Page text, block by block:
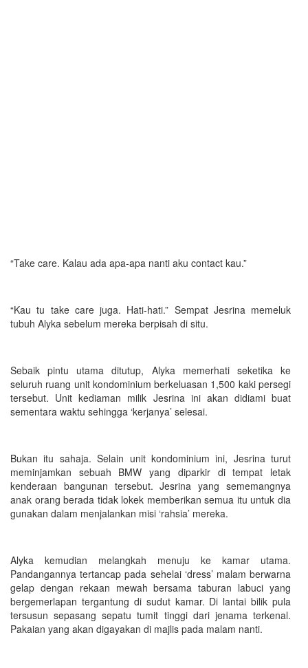
“Take care. Kalau ada apa-apa nanti aku contact kau.”
“Kau tu take care juga. Hati-hati.” Sempat Jesrina memeluk
tubuh Alyka sebelum mereka berpisah di situ.
Sebaik pintu utama ditutup, Alyka memerhati seketika ke
seluruh ruang unit kondominium berkeluasan 1,500 kaki persegi
tersebut. Unit kediaman milik Jesrina ini akan didiami buat
sementara waktu sehingga ‘kerjanya’ selesai.
Bukan itu sahaja. Selain unit kondominium ini, Jesrina turut
meminjamkan sebuah BMW yang diparkir di tempat letak
kenderaan bangunan tersebut. Jesrina yang sememangnya
anak orang berada tidak lokek memberikan semua itu untuk dia
gunakan dalam menjalankan misi ‘rahsia’ mereka.
Alyka kemudian melangkah menuju ke kamar utama.
Pandangannya tertancap pada sehelai ‘dress’ malam berwarna
gelap dengan rekaan mewah bersama taburan labuci yang
bergemerlapan tergantung di sudut kamar. Di lantai bilik pula
tersusun sepasang sepatu tumit tinggi dari jenama terkenal.
Pakaian yang akan digayakan di majlis pada malam nanti.